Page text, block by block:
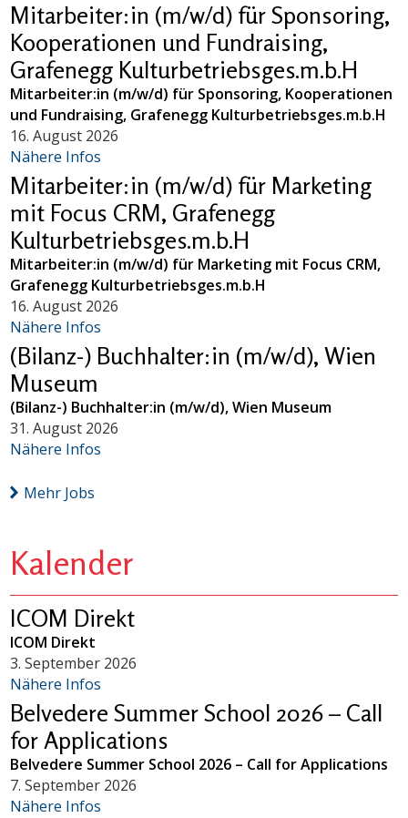
Mitarbeiter:in (m/w/d) für Sponsoring,
Kooperationen und Fundraising,
Grafenegg Kulturbetriebsges.m.b.H
Mitarbeiter:in (m/w/d) für Sponsoring, Kooperationen
und Fundraising, Grafenegg Kulturbetriebsges.m.b.H
16. August 2026
Nähere Infos
Mitarbeiter:in (m/w/d) für Marketing
mit Focus CRM, Grafenegg
Kulturbetriebsges.m.b.H
Mitarbeiter:in (m/w/d) für Marketing mit Focus CRM,
Grafenegg Kulturbetriebsges.m.b.H
16. August 2026
Nähere Infos
(Bilanz-) Buchhalter:in (m/w/d), Wien
Museum
(Bilanz-) Buchhalter:in (m/w/d), Wien Museum
31. August 2026
Nähere Infos
Mehr Jobs
Kalender
ICOM Direkt
ICOM Direkt
3. September 2026
Nähere Infos
Belvedere Summer School 2026 – Call
for Applications
Belvedere Summer School 2026 – Call for Applications
7. September 2026
Nähere Infos